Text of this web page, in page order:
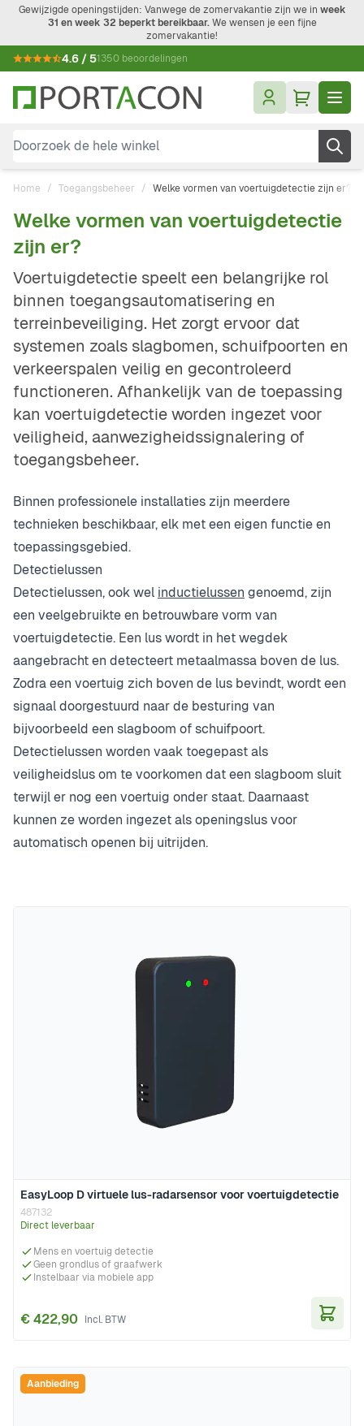
Ga naar de inhoud
Gewijzigde openingstijden: Vanwege de zomervakantie zijn we in week
31 en week 32 beperkt bereikbaar.We wensen je een fijne
zomervakantie!
4.6 / 51350 beoordelingen
Doorzoek de hele winkel
Home / Toegangsbeheer / Welke vormen van voertuigdetectie zijn er?
Welke vormen van voertuigdetectie
zijn er?
Voertuigdetectie speelt een belangrijke rol
binnen toegangsautomatisering en
terreinbeveiliging. Het zorgt ervoor dat
systemen zoals slagbomen, schuifpoorten en
verkeerspalen veilig en gecontroleerd
functioneren. Afhankelijk van de toepassing
kan voertuigdetectie worden ingezet voor
veiligheid, aanwezigheidssignalering of
toegangsbeheer.
Binnen professionele installaties zijn meerdere
technieken beschikbaar, elk met een eigen functie en
toepassingsgebied.
Detectielussen
Detectielussen, ook wel inductielussen genoemd, zijn
een veelgebruikte en betrouwbare vorm van
voertuigdetectie. Een lus wordt in het wegdek
aangebracht en detecteert metaalmassa boven de lus.
Zodra een voertuig zich boven de lus bevindt, wordt een
signaal doorgestuurd naar de besturing van
bijvoorbeeld een slagboom of schuifpoort.
Detectielussen worden vaak toegepast als
veiligheidslus om te voorkomen dat een slagboom sluit
terwijl er nog een voertuig onder staat. Daarnaast
kunnen ze worden ingezet als openingslus voor
automatisch openen bij uitrijden.
EasyLoop D virtuele lus-radarsensor voor voertuigdetectie
487132
Direct leverbaar
Mens en voertuig detectie
Geen grondlus of graafwerk
Instelbaar via mobiele app
€ 422,90
Aanbieding